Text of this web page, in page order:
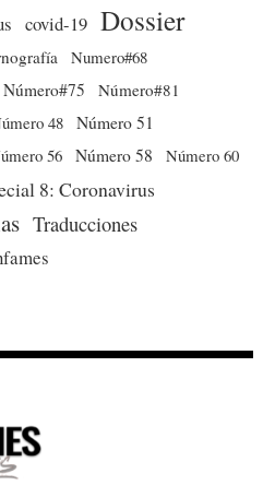
covid-19 Dossier
Numero#68
Número#75
Número#81
48 Número 51
56 Número 58
Número 60
8: Coronavirus
Traducciones